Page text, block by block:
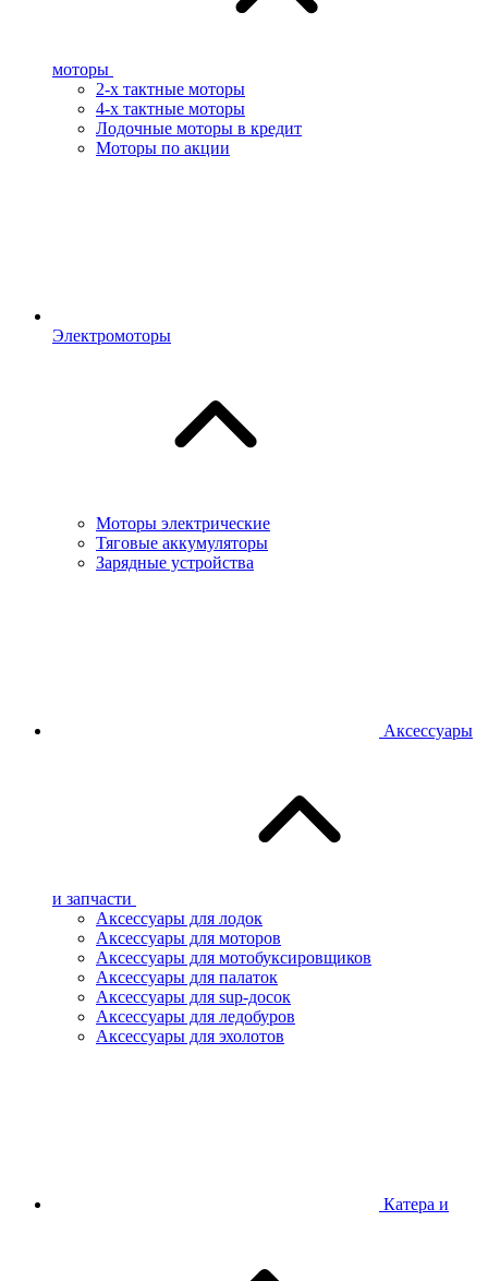
моторы
2-х тактные моторы
4-х тактные моторы
Лодочные моторы в кредит
Моторы по акции
Электромоторы
Моторы электрические
Тяговые аккумуляторы
Зарядные устройства
Аксессуары
и запчасти
Аксессуары для лодок
Аксессуары для моторов
Аксессуары для мотобуксировщиков
Аксессуары для палаток
Аксессуары для sup-досок
Аксессуары для ледобуров
Аксессуары для эхолотов
Катера и